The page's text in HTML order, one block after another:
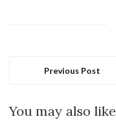
Previous Post
You may also like